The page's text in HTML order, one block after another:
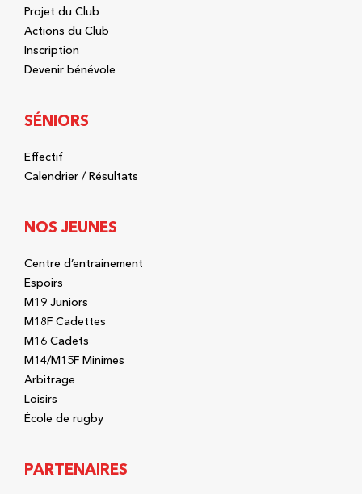
Projet du Club
Actions du Club
Inscription
Devenir bénévole
SÉNIORS
Effectif
Calendrier / Résultats
NOS JEUNES
Centre d’entrainement
Espoirs
M19 Juniors
M18F Cadettes
M16 Cadets
M14/M15F Minimes
Arbitrage
Loisirs
École de rugby
PARTENAIRES